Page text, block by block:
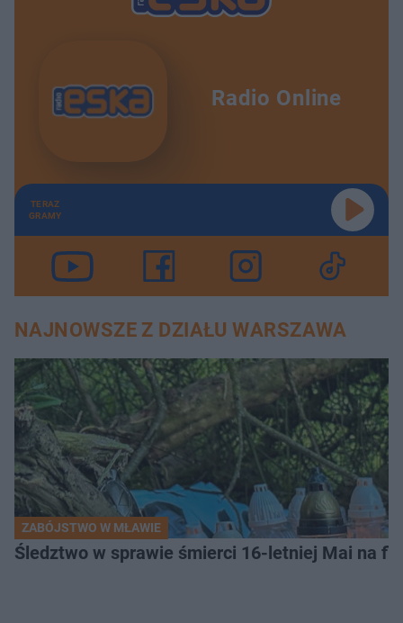
Radio Online
TERAZ
GRAMY
NAJNOWSZE Z DZIAŁU WARSZAWA
ZABÓJSTWO W MŁAWIE
Śledztwo w sprawie śmierci 16-letniej Mai na